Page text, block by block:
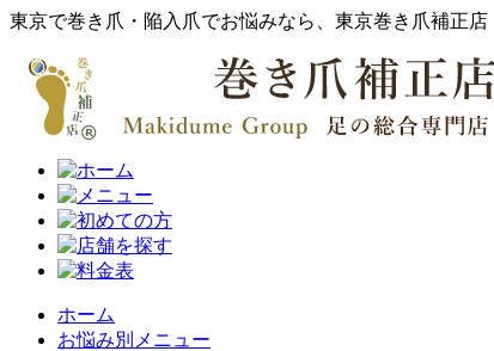
東京で巻き爪・陥入爪でお悩みなら、東京巻き爪補正店
ホーム
お悩み別メニュー